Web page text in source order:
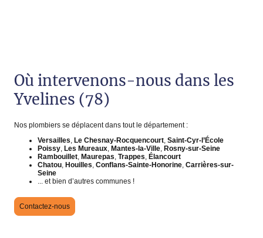
Où intervenons-nous dans les
Yvelines (78)
Nos plombiers se déplacent dans tout le département :
Versailles, Le Chesnay-Rocquencourt, Saint-Cyr-l’École
Poissy, Les Mureaux, Mantes-la-Ville, Rosny-sur-Seine
Rambouillet, Maurepas, Trappes, Élancourt
Chatou, Houilles, Conflans-Sainte-Honorine, Carrières-sur-
Seine
... et bien d’autres communes !
Contactez-nous